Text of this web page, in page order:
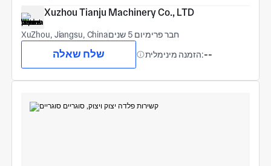
Xuzhou Tianju Machinery Co., LTD
XuZhou, Jiangsu, China חבר פרימיום 5 שנים
שלח שאלה הזמנה מינימלית:--